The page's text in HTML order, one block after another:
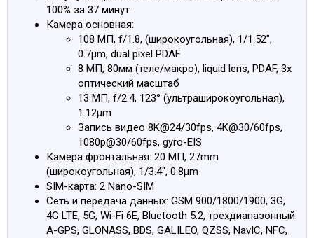
100% за 37 минут
Камера основная:
108 МП, f/1.8, (широкоугольная), 1/1.52",
0.7μm, dual pixel PDAF
8 МП, 80мм (теле/макро), liquid lens, PDAF, 3x
оптический масштаб
13 МП, f/2.4, 123° (ультраширокоугольная),
1.12μm
Запись видео 8K@24/30fps, 4K@30/60fps,
1080p@30/60fps, gyro-EIS
Камера фронтальная: 20 МП, 27mm
(широкоугольная), 1/3.4", 0.8μm
SIM-карта: 2 Nano-SIM
Сеть и передача данных: GSM 900/1800/1900, 3G,
4G LTE, 5G, Wi-Fi 6E, Bluetooth 5.2, трехдиапазонный
A-GPS, GLONASS, BDS, GALILEO, QZSS, NavIC, NFC,